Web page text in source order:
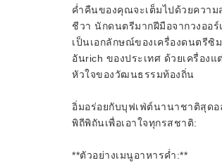
ค่ำคืนของคุณจะเต็มไปด้วยควา
ชีวา นักดนตรีมากฝีมือจากวงออ
เป็นเอกลักษณ์ของเครื่องดนตรี
อันrich ของประเทศ ด้วยเครื่อง
หัวใจของวัฒนธรรมท้องถิ่น
อิ่มอร่อยกับบุฟเฟ่ต์นานาชาติสุดอ
พิถีพิถันเพื่อเอาใจทุกรสชาติ:
**ตัวอย่างเมนูอาหารค่ำ:**